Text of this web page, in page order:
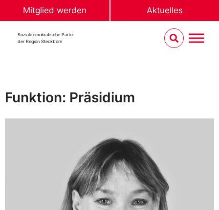
Mitglied werden Aktuelles
Sozialdemokratische Partei
der Region Steckborn
Funktion: Präsidium